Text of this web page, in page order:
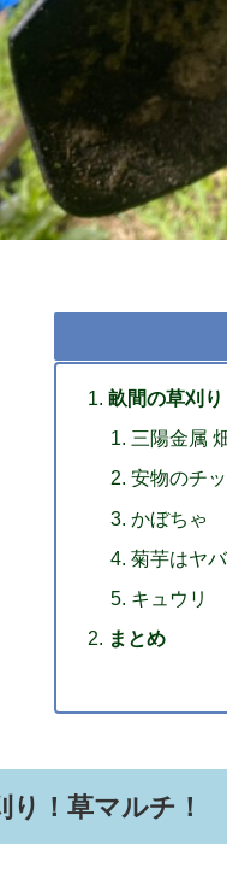
畝間の草刈り
三陽金属
安物のチ
かぼちゃ
菊芋はヤ
キュウリ
まとめ
り！草マルチ！